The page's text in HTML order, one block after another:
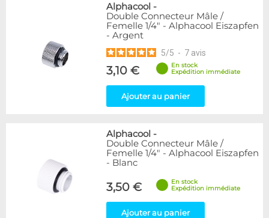
Alphacool -
Double Connecteur Mâle /
Femelle 1/4" - Alphacool Eiszapfen
- Argent
5/5 - 7 avis
3,10 €
En stock
Expédition immédiate
Ajouter au panier
Alphacool -
Double Connecteur Mâle /
Femelle 1/4" - Alphacool Eiszapfen
- Blanc
3,50 €
En stock
Expédition immédiate
Ajouter au panier